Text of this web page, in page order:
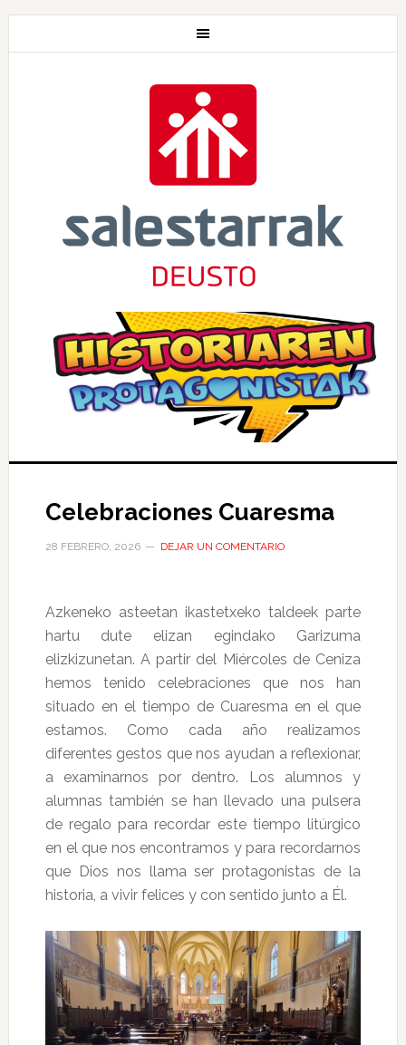
Celebraciones Cuaresma
28 FEBRERO, 2026 DEJAR UN COMENTARIO
Azkeneko asteetan ikastetxeko taldeek parte
hartu dute elizan egindako Garizuma
elizkizunetan. A partir del Miércoles de Ceniza
hemos tenido celebraciones que nos han
situado en el tiempo de Cuaresma en el que
estamos. Como cada año realizamos
diferentes gestos que nos ayudan a reflexionar,
a examinarnos por dentro. Los alumnos y
alumnas también se han llevado una pulsera
de regalo para recordar este tiempo litúrgico
en el que nos encontramos y para recordarnos
que Dios nos llama ser protagonistas de la
historia, a vivir felices y con sentido junto a Él.